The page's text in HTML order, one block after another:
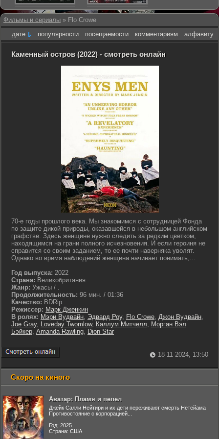
Фильмы и сериалы » Flo Crowe
дате
популярности посещаемости комментариям алфавиту
Каменный остров (2022) - смотреть онлайн
70-е годы прошлого века. Мы знакомимся с сотрудницей Фонда
по защите дикой природы, оказавшейся в небольшом английском
графстве. Здесь женщине нужно следить за редким цветком,
находящимся на грани полного исчезновения. И если героиня не
справится со своим заданием, то ее почти наверняка уволят.
Однако во время наблюдений женщина начинает понимать,...
Год выпуска: 2022
Страна: Великобритания
Жанр: Ужасы / .
Продолжительность: 96 мин. / 01:36
Качество: BDRip
Режиссер: Марк Дженкин
В ролях: Мэри Вудвайн, Эдвард Роу, Flo Crowe, Джон Вудвайн,
Joe Gray, Loveday Twomlow, Каллум Митчелл, Морган Вэл
Бэйкер, Amanda Rawling, Dion Star
18-11-2024, 13:50
Скоро на киного
Аватар: Пламя и пепел
Джейк Салли Нейтири и их дети переживают смерть Нетейама
Противостояние с корпорацией...
Год: 2025
Страна: США